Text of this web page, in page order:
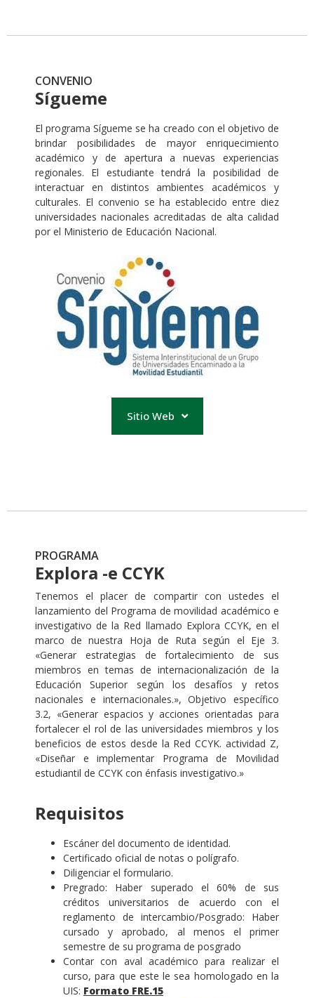
CONVENIO
Sígueme
El programa Sígueme se ha creado con el objetivo de
brindar posibilidades de mayor enriquecimiento
académico y de apertura a nuevas experiencias
regionales. El estudiante tendrá la posibilidad de
interactuar en distintos ambientes académicos y
culturales. El convenio se ha establecido entre diez
universidades nacionales acreditadas de alta calidad
por el Ministerio de Educación Nacional.
Sitio Web
PROGRAMA
Explora -e CCYK
Tenemos el placer de compartir con ustedes el
lanzamiento del Programa de movilidad académico e
investigativo de la Red llamado Explora CCYK, en el
marco de nuestra Hoja de Ruta según el Eje 3.
«Generar estrategias de fortalecimiento de sus
miembros en temas de internacionalización de la
Educación Superior según los desafíos y retos
nacionales e internacionales.», Objetivo específico
3.2, «Generar espacios y acciones orientadas para
fortalecer el rol de las universidades miembros y los
beneficios de estos desde la Red CCYK. actividad Z,
«Diseñar e implementar Programa de Movilidad
estudiantil de CCYK con énfasis investigativo.»
Requisitos
Escáner del documento de identidad.
Certificado oficial de notas o polígrafo.
Diligenciar el formulario.
Pregrado: Haber superado el 60% de sus
créditos universitarios de acuerdo con el
reglamento de intercambio/Posgrado: Haber
cursado y aprobado, al menos el primer
semestre de su programa de posgrado
Contar con aval académico para realizar el
curso, para que este le sea homologado en la
UIS: Formato FRE.15